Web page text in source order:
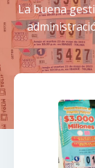
La buena